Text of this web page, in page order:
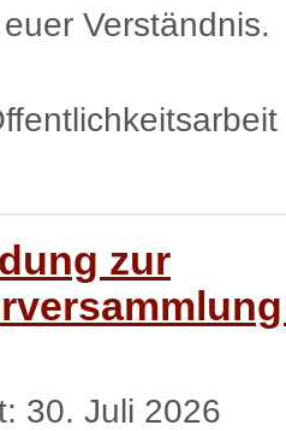
Verständnis.
zur
30. Juli 2026